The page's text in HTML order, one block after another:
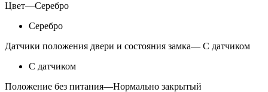
Цвет—Серебро
Серебро
Датчики положения двери и состояния замка— С датчиком
С датчиком
Положение без питания—Нормально закрытый